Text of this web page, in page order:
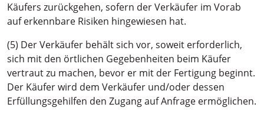
Käufers zurückgehen, sofern der Verkäufer im Vorab
auf erkennbare Risiken hingewiesen hat.
(5) Der Verkäufer behält sich vor, soweit erforderlich,
sich mit den örtlichen Gegebenheiten beim Käufer
vertraut zu machen, bevor er mit der Fertigung beginnt.
Der Käufer wird dem Verkäufer und/oder dessen
Erfüllungsgehilfen den Zugang auf Anfrage ermöglichen.